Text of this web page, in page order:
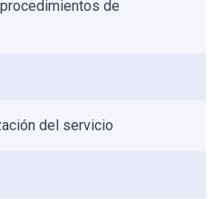
de
del servicio